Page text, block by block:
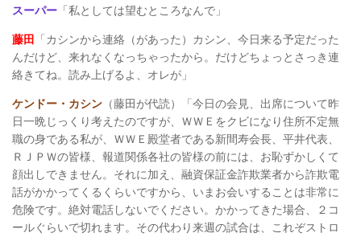
スーパー 「私としては望むところなんで」
藤田
「カシンから連絡（があった）カシン、今日来る予定だった
んだけど、来れなくなっちゃったから。だけどちょっとさっき連
絡きてね。読み上げるよ、オレが」
ケンドー・カシン （藤田が代読）「今日の会見、出席について昨
日一晩じっくり考えたのですが、ＷＷＥをクビになり住所不定無
職の身である私が、ＷＷＥ殿堂者である新間寿会長、平井代表、
ＲＪＰＷの皆様、報道関係各社の皆様の前には、お恥ずかしくて
顔出しできません。それに加え、融資保証金詐欺業者から詐欺電
話がかかってくるくらいですから、いまお会いすることは非常に
危険です。絶対電話しないでください。かかってきた場合、２コ
ールぐらいで切れます。その代わり来週の試合は、これぞストロ